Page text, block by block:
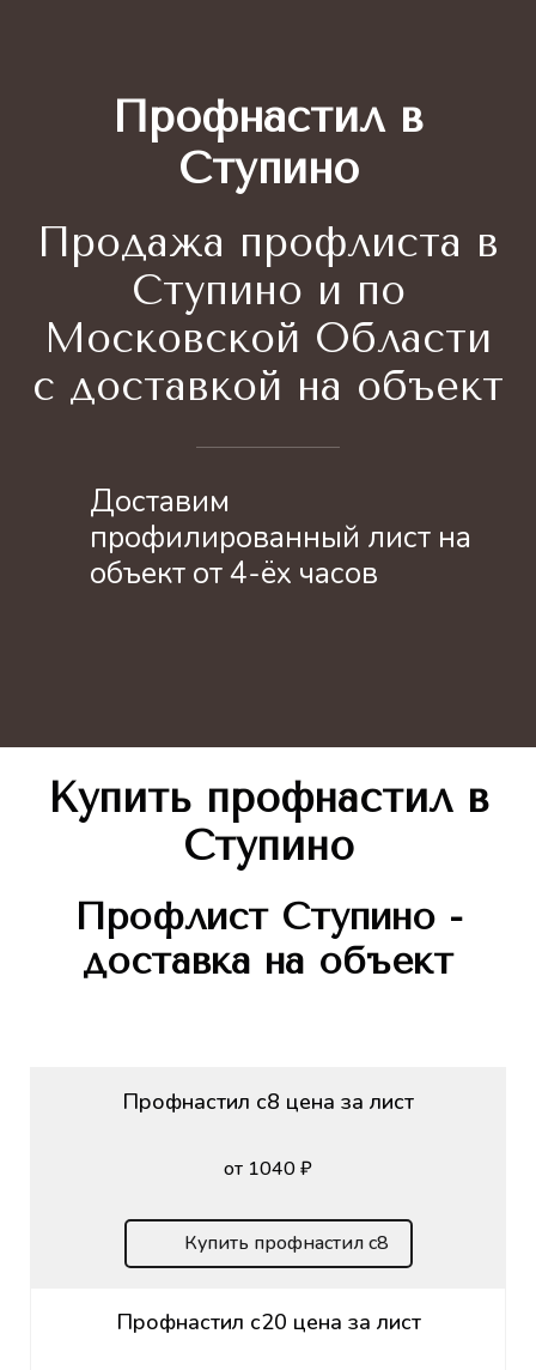
Профнастил в
Ступино
Продажа профлиста в
Ступино и по
Московской Области
с доставкой на объект
Доставим
профилированный лист на
объект от 4-ёх часов
Купить профнастил в
Ступино
ПрофлистСтупино -
доставка на объект
Профнастил с8 цена за лист
от 1040 ₽
Купить профнастил с8
Профнастил с20 цена за лист